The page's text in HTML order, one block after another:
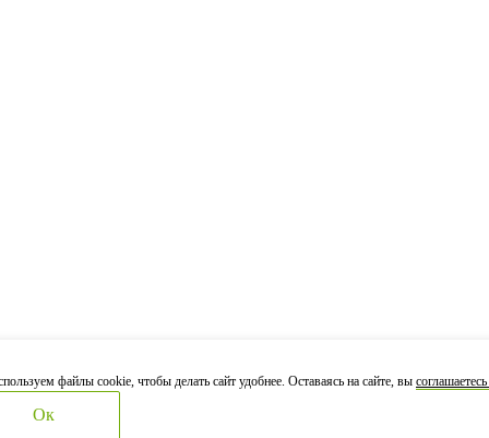
файлы cookie, чтобы делать сайт удобнее. Оставаясь на сайте, вы
Ок